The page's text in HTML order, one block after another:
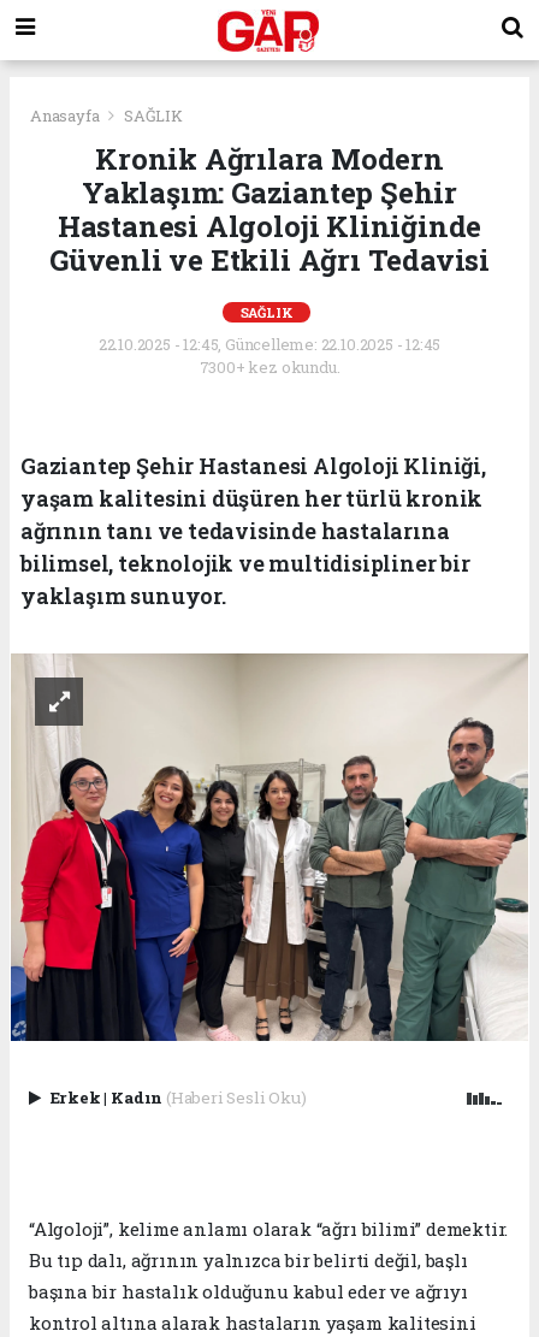
Anasayfa SAĞLIK
Kronik Ağrılara Modern
Yaklaşım: Gaziantep Şehir
Hastanesi Algoloji Kliniğinde
Güvenli ve Etkili Ağrı Tedavisi
SAĞLIK
22.10.2025 - 12:45, Güncelleme: 22.10.2025 - 12:45
7300+ kez okundu.
Gaziantep Şehir Hastanesi Algoloji Kliniği,
yaşam kalitesini düşüren her türlü kronik
ağrının tanı ve tedavisinde hastalarına
bilimsel, teknolojik ve multidisipliner bir
yaklaşım sunuyor.
Erkek| Kadın (Haberi Sesli Oku)
“Algoloji”, kelime anlamı olarak “ağrı bilimi” demektir.
Bu tıp dalı, ağrının yalnızca bir belirti değil, başlı
başına bir hastalık olduğunu kabul eder ve ağrıyı
kontrol altına alarak hastaların yaşam kalitesini